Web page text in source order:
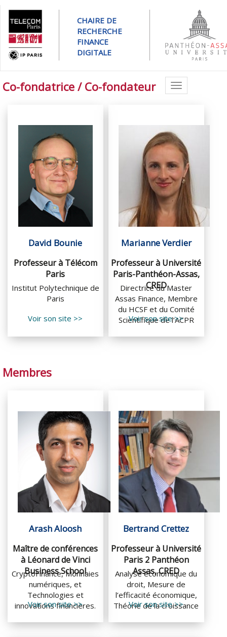
CHAIRE DE
RECHERCHE
FINANCE
DIGITALE
Toggle
navigation
Co-fondatrice / Co-fondateur
David Bounie
Professeur à Télécom
Paris​​
Institut Polytechnique de
Paris
Voir son site >>
Marianne Verdier
Professeur à Université
Paris-Panthéon-Assas,
CRED​​
Directrice du Master
Assas Finance, Membre
du HCSF et du Comité
Scientifique de l’ACPR
Voir son site >>
Membres
Arash Aloosh
Maître de conférences
à Léonard de Vinci
Business School
CryptoFinance, Monnaies
numériques, et
Technologies et
innovations financières.
Voir son site >>
Bertrand Crettez
Professeur à Université
Paris 2 Panthéon
Assas, CRED
Analyse économique du
droit, Mesure de
l’efficacité économique,
Théorie de la croissance
Voir son site >>